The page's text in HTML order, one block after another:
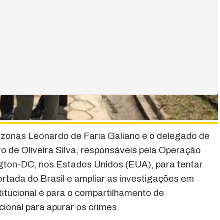
Leonardo de Faria Galiano e o delegado de
de Oliveira Silva, responsáveis pela Operação
DC, nos Estados Unidos (EUA), para tentar
do Brasil e ampliar as investigações em
é para o compartilhamento de
para apurar os crimes.